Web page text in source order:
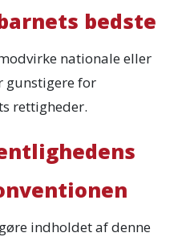
bedste
nationale eller
gunstigere for
rettigheder.
indholdet af denne